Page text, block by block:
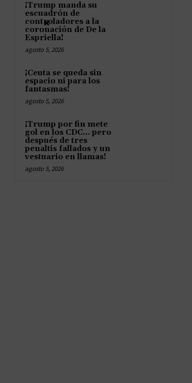
¡Trump manda su
escuadrón de
controladores a la
coronación de De la
Espriella!
agosto 5, 2026
¡Ceuta se queda sin
espacio ni para los
fantasmas!
agosto 5, 2026
¡Trump por fin mete
gol en los CDC… pero
después de tres
penaltis fallados y un
vestuario en llamas!
agosto 5, 2026
×